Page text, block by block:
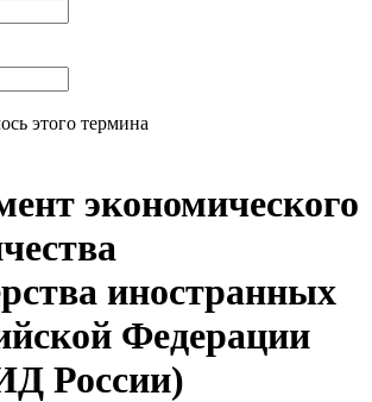
этого термина
экономического
иностранных
Федерации
России)